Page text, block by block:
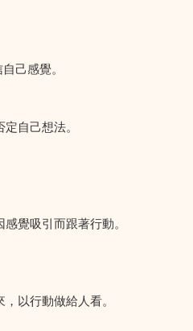
己感覺。
自己想法。
覺吸引而跟著行動。
以行動做給人看。